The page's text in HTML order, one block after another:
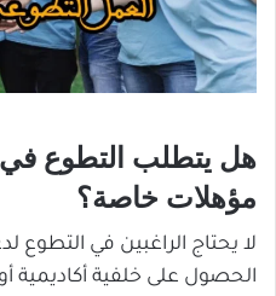
هل يتطلب التطوع في
مؤهلات خاصة؟
لا يحتاج الراغبين في التطوع
الحصول على خلفية